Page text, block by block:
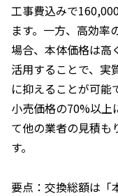
工事費込みで
ます。一方、高効率
場合、本体価格は高
活用することで、実
に抑えることが可能
小売価格の70%以上
て他の業者の見積も
す。
要点：交換総額は「